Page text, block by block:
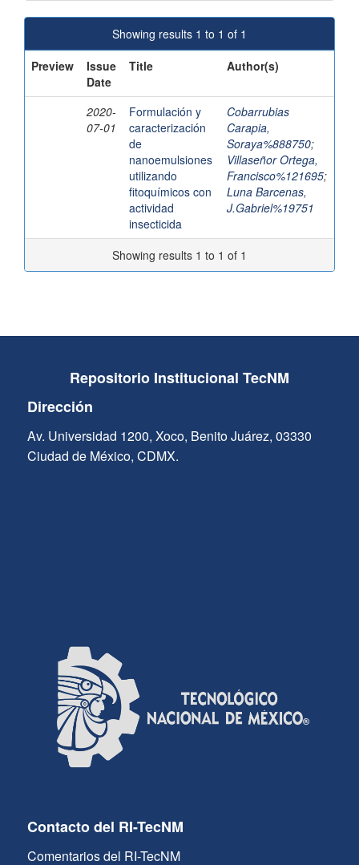
Showing results 1 to 1 of 1
Preview
Issue
Date
Title Author(s)
2020-
07-01
Formulación y
caracterización
de
nanoemulsiones
utilizando
fitoquímicos con
actividad
insecticida
Cobarrubias
Carapia,
Soraya%888750;
Villaseñor Ortega,
Francisco%121695;
Luna Barcenas,
J.Gabriel%19751
Showing results 1 to 1 of 1
Repositorio Institucional TecNM
Dirección
Av. Universidad 1200, Xoco, Benito Juárez, 03330
Ciudad de México, CDMX.
Contacto del RI-TecNM
Comentarios del RI-TecNM